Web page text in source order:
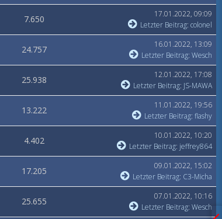
7.650
17.01.2022, 09:09
Letzter Beitrag: colonel
24.757
16.01.2022, 13:09
Letzter Beitrag: Wesch
25.938
12.01.2022, 17:08
Letzter Beitrag: JS-MAWA
13.222
11.01.2022, 19:56
Letzter Beitrag: flashy
4.402
10.01.2022, 10:20
Letzter Beitrag: jeffrey864
17.205
09.01.2022, 15:02
Letzter Beitrag: C3-Micha
25.655
07.01.2022, 10:16
Letzter Beitrag: Wesch